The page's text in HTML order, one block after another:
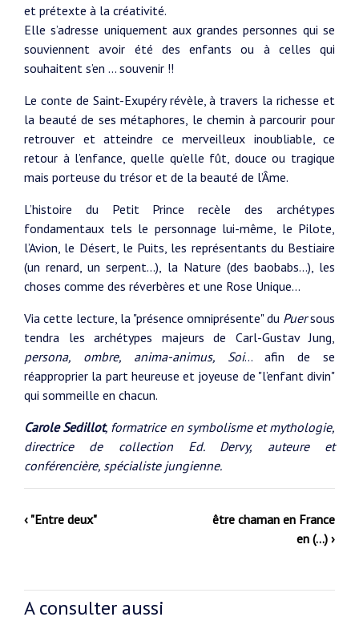
et prétexte à la créativité.
Elle s’adresse uniquement aux grandes personnes qui se
souviennent avoir été des enfants ou à celles qui
souhaitent s’en ... souvenir !!
Le conte de Saint-Exupéry révèle, à travers la richesse et
la beauté de ses métaphores, le chemin à parcourir pour
retrouver et atteindre ce merveilleux inoubliable, ce
retour à l’enfance, quelle qu’elle fût, douce ou tragique
mais porteuse du trésor et de la beauté de l’Âme.
L’histoire du Petit Prince recèle des archétypes
fondamentaux tels le personnage lui-même, le Pilote,
l’Avion, le Désert, le Puits, les représentants du Bestiaire
(un renard, un serpent...), la Nature (des baobabs...), les
choses comme des réverbères et une Rose Unique...
Via cette lecture, la "présence omniprésente" du Puersous
tendra les archétypes majeurs de Carl-Gustav Jung,
persona, ombre, anima-animus, Soi... afin de se
réapproprier la part heureuse et joyeuse de "l’enfant divin"
qui sommeille en chacun.
Carole Sedillot, formatrice en symbolisme et mythologie,
directrice de collection Ed. Dervy, auteure et
conférencière, spécialiste jungienne.
‹ "Entre deux"
être chaman en France
en (…) ›
A consulter aussi